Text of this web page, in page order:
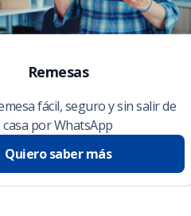
Remesas
fácil, seguro y sin salir de
casa por WhatsApp
Quiero saber más